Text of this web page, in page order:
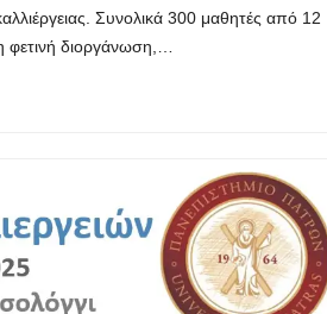
Συνολικά 300 μαθητές από 12
φετινή διοργάνωση,…